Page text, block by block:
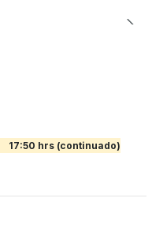
17:50 hrs (continuado)